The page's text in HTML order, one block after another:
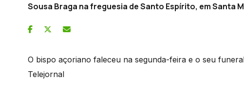
Sousa Braga na freguesia de Santo Espírito, em Santa
O bispo açoriano faleceu na segunda-feira e o seu
Telejornal